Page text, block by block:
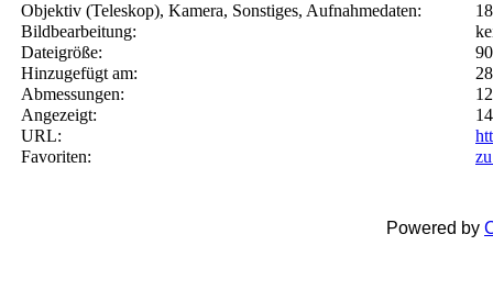
Objektiv (Teleskop), Kamera, Sonstiges, Aufnahmedaten:
Bildbearbeitung:
Dateigröße:
Hinzugefügt am:
Abmessungen:
Angezeigt:
URL:
Favoriten:
Powered by